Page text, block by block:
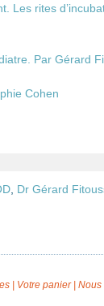
Les rites
Par Gérard
Cohen
Dr Gérard
| Votre panier | Nous